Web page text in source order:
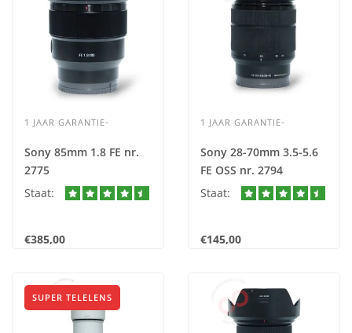
1 JAAR GARANTIE-
Sony 85mm 1.8 FE nr.
2775
Staat:
€385,00
1 JAAR GARANTIE-
Sony 28-70mm 3.5-5.6
FE OSS nr. 2794
Staat:
€145,00
SUPER TELELENS